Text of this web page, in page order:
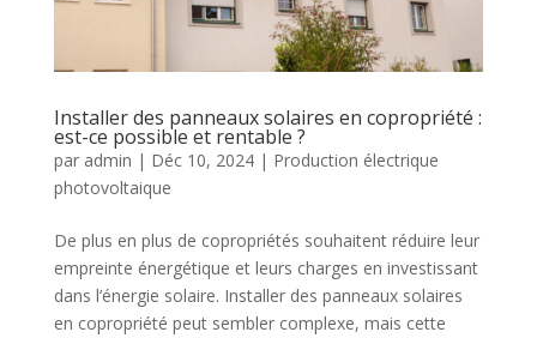
Installer des panneaux solaires en copropriété :
est-ce possible et rentable ?
par admin | Déc 10, 2024| Production électrique
photovoltaique
De plus en plus de copropriétés souhaitent réduire leur
empreinte énergétique et leurs charges en investissant
dans l’énergie solaire. Installer des panneaux solaires
en copropriété peut sembler complexe, mais cette